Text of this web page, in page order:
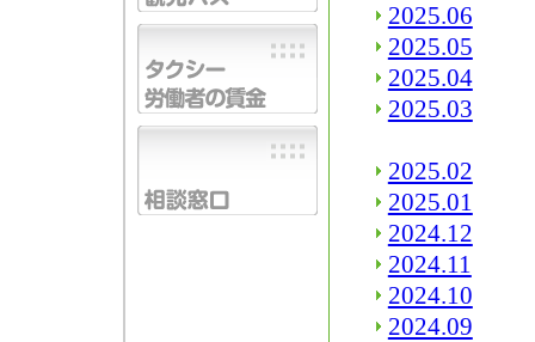
2025.06
2025.05
2025.04
2025.03
2025.02
2025.01
2024.12
2024.11
2024.10
2024.09